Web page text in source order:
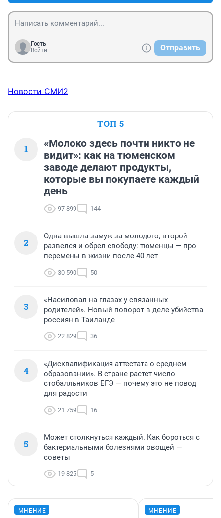
Гость
Войти
Отправить
Новости СМИ2
ТОП 5
1
«Молоко здесь почти никто не
видит»: как на тюменском
заводе делают продукты,
которые вы покупаете каждый
день
97 899 144
2
Одна вышла замуж за молодого, второй
развелся и обрел свободу: тюменцы — про
перемены в жизни после 40 лет
30 590 50
3
«Насиловал на глазах у связанных
родителей». Новый поворот в деле убийства
россиян в Таиланде
22 829 36
4
«Дисквалификация аттестата о среднем
образовании». В стране растет число
стобалльников ЕГЭ — почему это не повод
для радости
21 759 16
5
Может столкнуться каждый. Как бороться с
бактериальными болезнями овощей —
советы
19 825 5
МНЕНИЕ МНЕНИЕ